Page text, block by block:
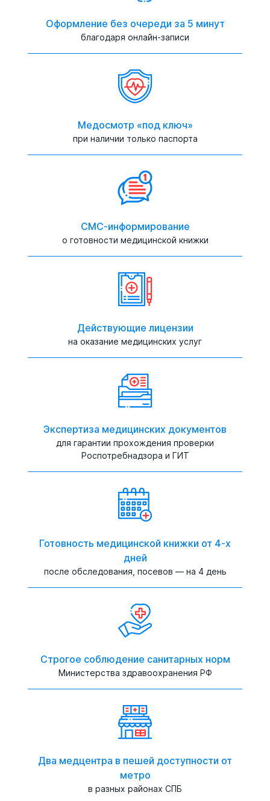
Оформление без очереди за 5 минут
благодаря онлайн-записи
Медосмотр «под ключ»
при наличии только паспорта
СМС-информирование
о готовности медицинской книжки
Действующие лицензии
на оказание медицинских услуг
Экспертиза медицинских документов
для гарантии прохождения проверки
Роспотребнадзора и ГИТ
Готовность медицинской книжки от 4-х
дней
после обследования, посевов — на 4 день
Строгое соблюдение санитарных норм
Министерства здравоохранения РФ
Два медцентра в пешей доступности от
метро
в разных районах СПБ